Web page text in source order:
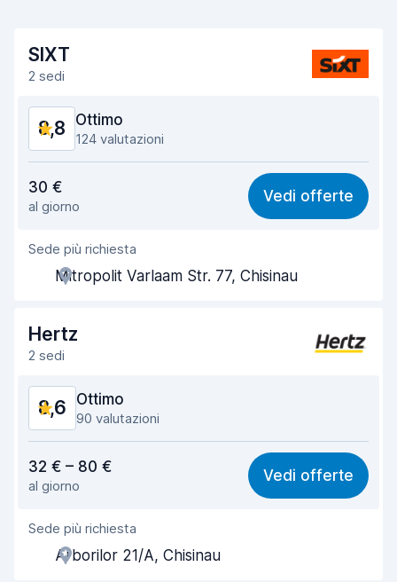
SIXT
2 sedi
8,8 Ottimo
124 valutazioni
8,6
Facile da trovare 8,9
Gentilezza degli agenti
Rapidità del ritiro
Rapidità della riconsegna 8,9
Condizioni dell'auto
30 €
al giorno
Vedi offerte
Sede più richiesta
Mitropolit Varlaam Str. 77, Chisinau
Hertz
2 sedi
8,6 Ottimo
90 valutazioni
8,4
Facile da trovare 8,9
Gentilezza degli agenti
Rapidità del ritiro
32 € – 80 €
al giorno
Vedi offerte
Sede più richiesta
Arborilor 21/A, Chisinau